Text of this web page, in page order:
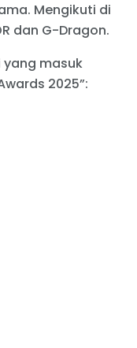
Mengikuti di
dan G-Dragon.
yang masuk
2025”: